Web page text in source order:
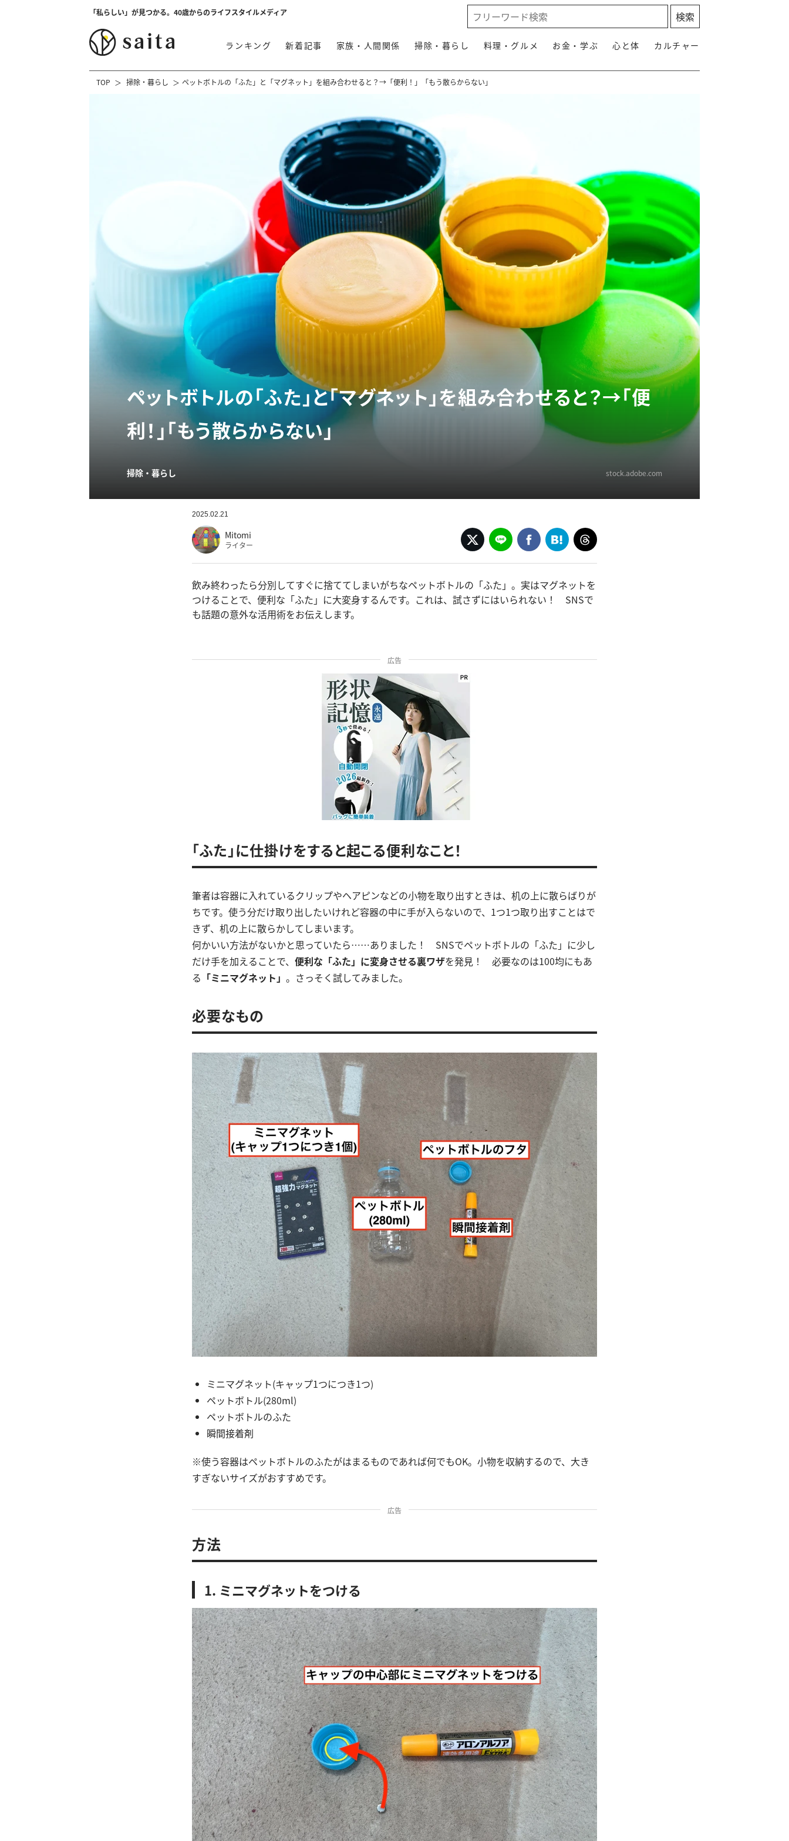
「私らしい」が見つかる。40歳からのライフスタイルメディア
ランキング 新着記事 家族・人間関係 掃除・暮らし 料理・グルメ お金・学ぶ 心と体 カルチャー
TOP 掃除・暮らし ペットボトルの「ふた」と「マグネット」を組み合わせると？→「便利！」「もう散らからない」
ペットボトルの「ふた」と「マグネット」を組み合わせると？→「便
利！」「もう散らからない」
掃除・暮らし stock.adobe.com
2025.02.21
Mitomi
ライター
飲み終わったら分別してすぐに捨ててしまいがちなペットボトルの「ふた」。実はマグネットを
つけることで、便利な「ふた」に大変身するんです。これは、試さずにはいられない！ SNSで
も話題の意外な活用術をお伝えします。
広告
「ふた」に仕掛けをすると起こる便利なこと！
筆者は容器に入れているクリップやヘアピンなどの小物を取り出すときは、机の上に散らばりが
ちです。使う分だけ取り出したいけれど容器の中に手が入らないので、1つ1つ取り出すことはで
きず、机の上に散らかしてしまいます。
何かいい方法がないかと思っていたら……ありました！ SNSでペットボトルの「ふた」に少し
だけ手を加えることで、 便利な「ふた」に変身させる裏ワザを発見！ 必要なのは100均にもあ
る 「ミニマグネット」 。さっそく試してみました。
必要なもの
ミニマグネット(キャップ1つにつき1つ)
ペットボトル(280ml)
ペットボトルのふた
瞬間接着剤
※使う容器はペットボトルのふたがはまるものであれば何でもOK。小物を収納するので、大き
すぎないサイズがおすすめです。
広告
方法
1. ミニマグネットをつける